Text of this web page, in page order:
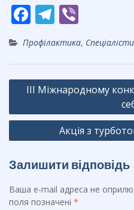
F
ac
e
b
o
o
T
e
gr
a
m
b
er
Профілактика,
Навігація
ІІІ Міжнародному
Акція з
Залишити відповідь
Ваша e-mail адреса не
поля позначені *